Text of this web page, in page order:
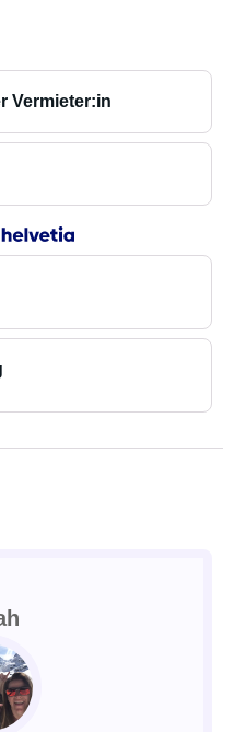
Vermieter:in